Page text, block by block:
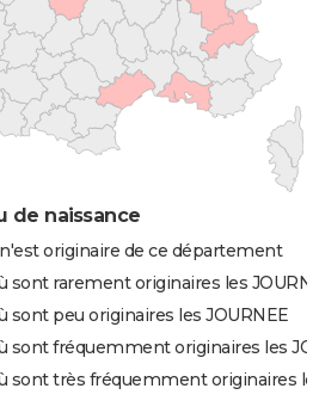
de naissance
originaire de ce département
sont rarement originaires les
peu originaires les JOURNEE
sont fréquemment originaires les
sont très fréquemment originaires